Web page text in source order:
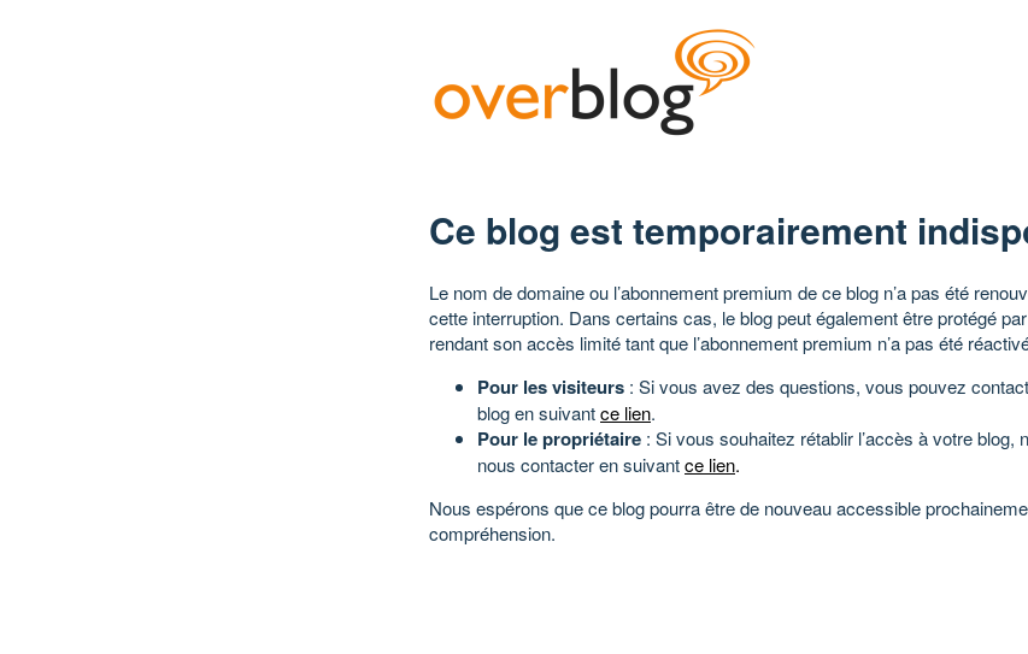
Ce blog est temporairement
Le nom de domaine ou l’abonnement premium de ce blog n’a pas été
cette interruption. Dans certains cas, le blog peut également être protégé
rendant son accès limité tant que l’abonnement premium n’a pas été
Pour les visiteurs : Si vous avez des questions, vous pouvez
blog en suivantce lien.
Pour le propriétaire : Si vous souhaitez rétablir l’accès à votre blog,
nous contacter en suivantce lien.
Nous espérons que ce blog pourra être de nouveau accessible
compréhension.